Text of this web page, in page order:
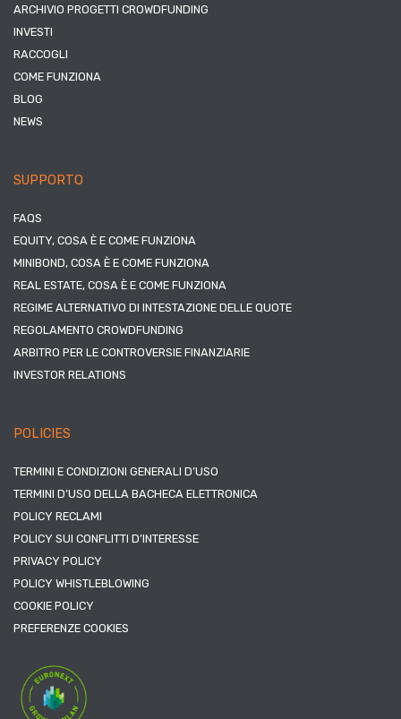
ARCHIVIO PROGETTI CROWDFUNDING
INVESTI
RACCOGLI
COME FUNZIONA
BLOG
NEWS
SUPPORTO
FAQS
EQUITY, COSA È E COME FUNZIONA
MINIBOND, COSA È E COME FUNZIONA
REAL ESTATE, COSA È E COME FUNZIONA
REGIME ALTERNATIVO DI INTESTAZIONE DELLE QUOTE
REGOLAMENTO CROWDFUNDING
ARBITRO PER LE CONTROVERSIE FINANZIARIE
INVESTOR RELATIONS
POLICIES
TERMINI E CONDIZIONI GENERALI D’USO
TERMINI D’USO DELLA BACHECA ELETTRONICA
POLICY RECLAMI
POLICY SUI CONFLITTI D’INTERESSE
PRIVACY POLICY
POLICY WHISTLEBLOWING
COOKIE POLICY
PREFERENZE COOKIES